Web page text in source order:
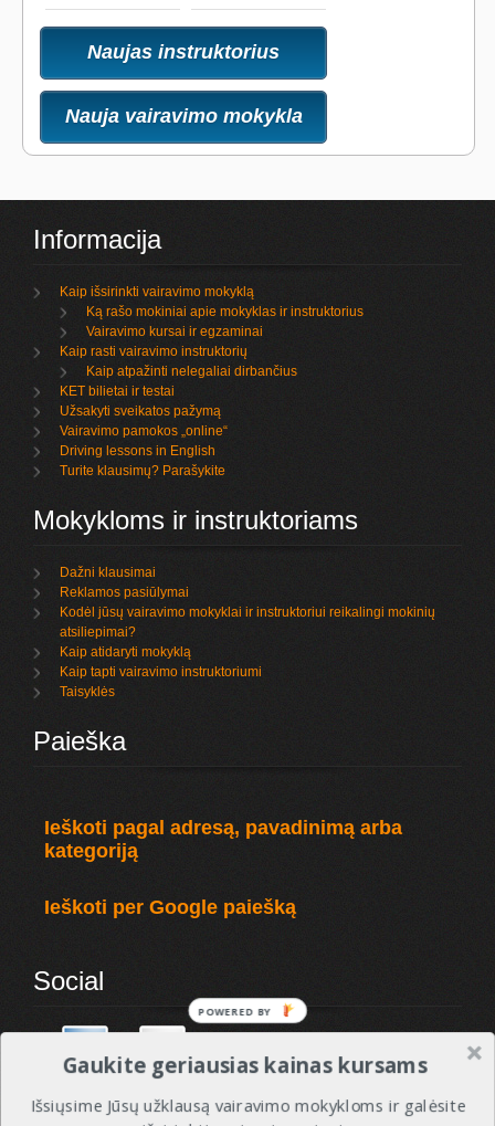
Naujas instruktorius
Nauja vairavimo mokykla
Informacija
Kaip išsirinkti vairavimo mokyklą
Ką rašo mokiniai apie mokyklas ir instruktorius
Vairavimo kursai ir egzaminai
Kaip rasti vairavimo instruktorių
Kaip atpažinti nelegaliai dirbančius
KET bilietai ir testai
Užsakyti sveikatos pažymą
Vairavimo pamokos „online“
Driving lessons in English
Turite klausimų? Parašykite
Mokykloms ir instruktoriams
Dažni klausimai
Reklamos pasiūlymai
Kodėl jūsų vairavimo mokyklai ir instruktoriui reikalingi mokinių
atsiliepimai?
Kaip atidaryti mokyklą
Kaip tapti vairavimo instruktoriumi
Taisyklės
Paieška
Ieškoti pagal adresą, pavadinimą arba
kategoriją
Ieškoti per Google paiešką
Social
Gaukite geriausias kainas kursams
Išsiųsime Jūsų užklausą vairavimo mokykloms ir galėsite
POWERED
BY